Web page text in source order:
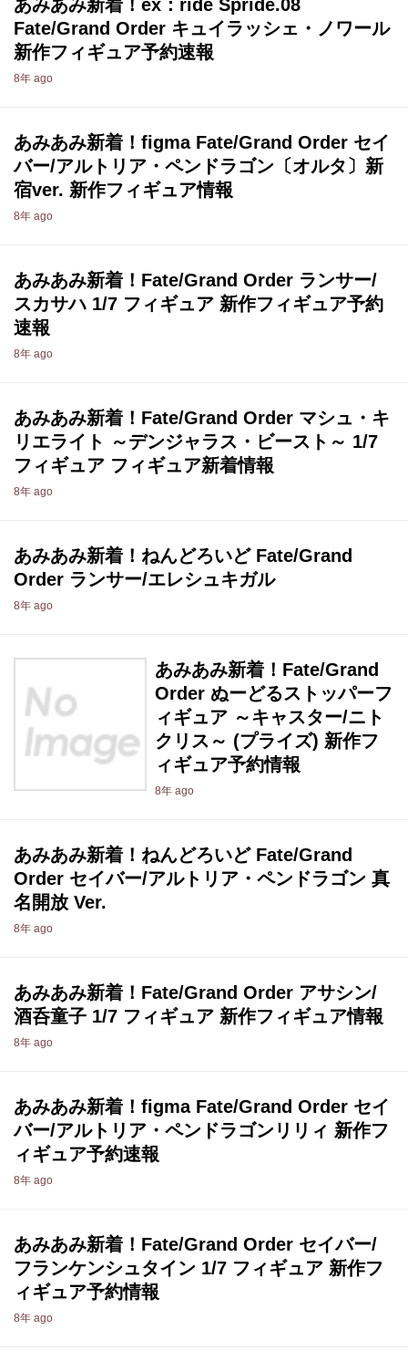
あみあみ新着！ex：ride Spride.08
Fate/Grand Order キュイラッシェ・ノワール
新作フィギュア予約速報
8年 ago
あみあみ新着！figma Fate/Grand Order セイ
バー/アルトリア・ペンドラゴン〔オルタ〕新
宿ver. 新作フィギュア情報
8年 ago
あみあみ新着！Fate/Grand Order ランサー/
スカサハ 1/7 フィギュア 新作フィギュア予約
速報
8年 ago
あみあみ新着！Fate/Grand Order マシュ・キ
リエライト ～デンジャラス・ビースト～ 1/7
フィギュア フィギュア新着情報
8年 ago
あみあみ新着！ねんどろいど Fate/Grand
Order ランサー/エレシュキガル
8年 ago
あみあみ新着！Fate/Grand
Order ぬーどるストッパーフ
ィギュア ～キャスター/ニト
クリス～ (プライズ) 新作フ
ィギュア予約情報
8年 ago
あみあみ新着！ねんどろいど Fate/Grand
Order セイバー/アルトリア・ペンドラゴン 真
名開放 Ver.
8年 ago
あみあみ新着！Fate/Grand Order アサシン/
酒呑童子 1/7 フィギュア 新作フィギュア情報
8年 ago
あみあみ新着！figma Fate/Grand Order セイ
バー/アルトリア・ペンドラゴンリリィ 新作フ
ィギュア予約速報
8年 ago
あみあみ新着！Fate/Grand Order セイバー/
フランケンシュタイン 1/7 フィギュア 新作フ
ィギュア予約情報
8年 ago